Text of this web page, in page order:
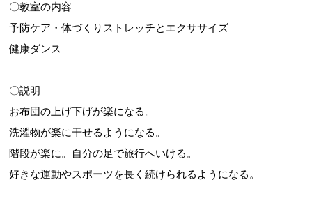
〇教室の内容
予防ケア・体づくりストレッチとエクササイズ
健康ダンス
〇説明
お布団の上げ下げが楽になる。
洗濯物が楽に干せるようになる。
階段が楽に。自分の足で旅行へいける。
好きな運動やスポーツを長く続けられるようになる。